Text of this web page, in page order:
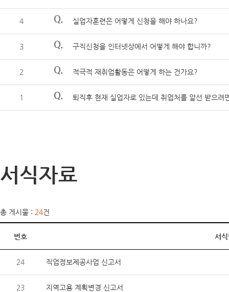
4 Q. 실업자훈련은 어떻게 신청을 해야 하나요?
3 Q. 구직신청을 인터넷상에서 어떻게 해야 합니까?
2 Q. 적극적 재취업활동은 어떻게 하는 건가요?
1 Q. 퇴직후 현재 실업자로 있는데 취업처를 알선 받으려
서식자료
총 게시물 : 24건
번호 서
24 직업정보제공사업 신고서
23 지역고용 계획변경 신고서